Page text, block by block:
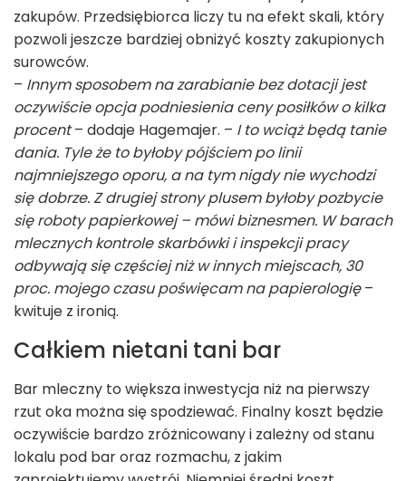
zakupów. Przedsiębiorca liczy tu na efekt skali, który
pozwoli jeszcze bardziej obniżyć koszty zakupionych
surowców.
– Innym sposobem na zarabianie bez dotacji jest
oczywiście opcja podniesienia ceny posiłków o kilka
procent– dodaje Hagemajer. – I to wciąż będą tanie
dania. Tyle że to byłoby pójściem po linii
najmniejszego oporu, a na tym nigdy nie wychodzi
się dobrze. Z drugiej strony plusem byłoby pozbycie
się roboty papierkowej – mówi biznesmen. W barach
mlecznych kontrole skarbówki i inspekcji pracy
odbywają się częściej niż w innych miejscach, 30
proc. mojego czasu poświęcam na papierologię–
kwituje z ironią.
Całkiem nietani tani bar
Bar mleczny to większa inwestycja niż na pierwszy
rzut oka można się spodziewać. Finalny koszt będzie
oczywiście bardzo zróżnicowany i zależny od stanu
lokalu pod bar oraz rozmachu, z jakim